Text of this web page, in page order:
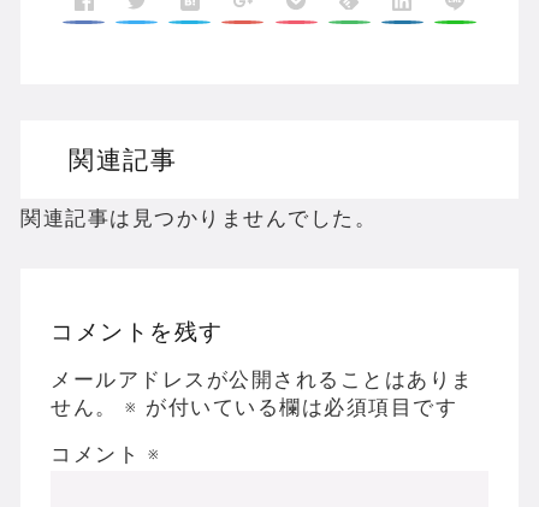
関連記事
関連記事は見つかりませんでした。
コメントを残す
メールアドレスが公開されることはありま
せん。
※ が付いている欄は必須項目です
コメント ※